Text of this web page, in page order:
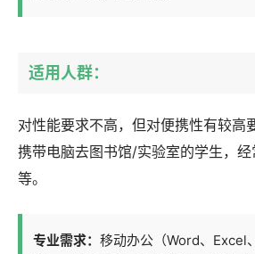
适用人群：
对性能要求不高，但对便携性有较高
携带电脑去图书馆/实验室的学生，
等。
专业需求： 移动办公（Word、Excel